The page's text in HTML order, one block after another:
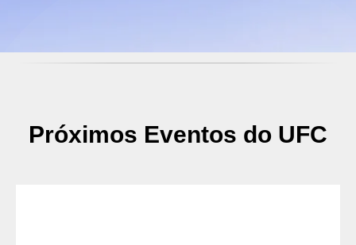
Próximos Eventos do UFC